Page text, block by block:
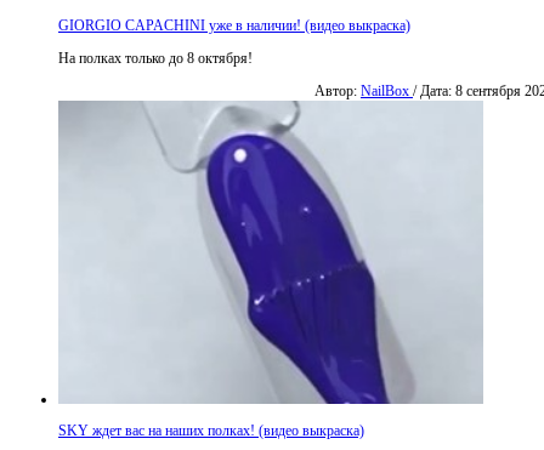
GIORGIO CAPACHINI уже в наличии! (видео выкраска)
На полках только до 8 октября!
Автор: NailBox / Дата: 8 сентября
SKY ждет вас на наших полках! (видео выкраска)